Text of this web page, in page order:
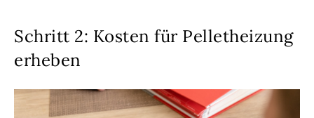
Schritt 2: Kosten für Pelletheizung
erheben